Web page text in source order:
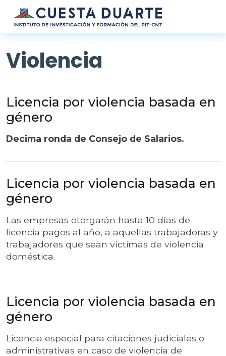
Pasar al contenido principal
Violencia
Licencia por violencia basada en
género
Decima ronda de Consejo de Salarios.
Licencia por violencia basada en
género
Las empresas otorgarán hasta 10 días de
licencia pagos al año, a aquellas trabajadoras y
trabajadores que sean víctimas de violencia
doméstica.
Licencia por violencia basada en
género
Licencia especial para citaciones judiciales o
administrativas en caso de violencia de